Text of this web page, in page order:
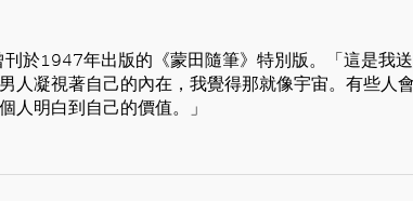
於1947年出版的《蒙田隨筆》特別版。「這是我
人凝視著自己的內在，我覺得那就像宇宙。有些人
人明白到自己的價值。」